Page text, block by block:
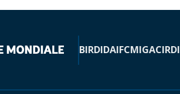
BIRDIDAIFCMIGACIRDI